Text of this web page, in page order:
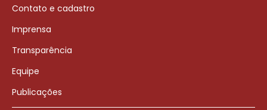
Contato e cadastro
Imprensa
Transparência
Equipe
Publicações